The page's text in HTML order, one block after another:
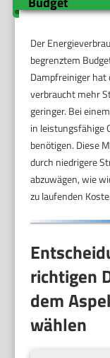
Der
begrenztem
Dampfreiniger
verbraucht mehr
geringer. Bei
in leistungsfähige
benötigen. Diese
durch niedrigere
abzuwägen, wie
zu laufenden
richtigen
dem
wählen